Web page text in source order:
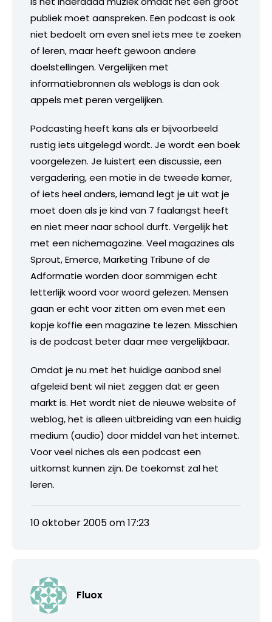
publiek moet aanspreken. Een podcast is ook
niet bedoelt om even snel iets mee te zoeken
of leren, maar heeft gewoon andere
doelstellingen. Vergelijken met
informatiebronnen als weblogs is dan ook
appels met peren vergelijken.
Podcasting heeft kans als er bijvoorbeeld
rustig iets uitgelegd wordt. Je wordt een boek
voorgelezen. Je luistert een discussie, een
vergadering, een motie in de tweede kamer,
of iets heel anders, iemand legt je uit wat je
moet doen als je kind van 7 faalangst heeft
en niet meer naar school durft. Vergelijk het
met een nichemagazine. Veel magazines als
Sprout, Emerce, Marketing Tribune of de
Adformatie worden door sommigen echt
letterlijk woord voor woord gelezen. Mensen
gaan er echt voor zitten om even met een
kopje koffie een magazine te lezen. Misschien
is de podcast beter daar mee vergelijkbaar.
Omdat je nu met het huidige aanbod snel
afgeleid bent wil niet zeggen dat er geen
markt is. Het wordt niet de nieuwe website of
weblog, het is alleen uitbreiding van een huidig
medium (audio) door middel van het internet.
Voor veel niches als een podcast een
uitkomst kunnen zijn. De toekomst zal het
leren.
10 oktober 2005 om 17:23
Fluox